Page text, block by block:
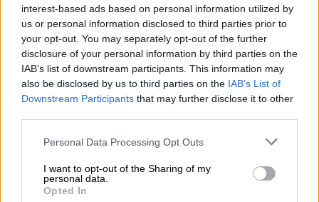
interest-based ads based on personal information utilized by
us or personal information disclosed to third parties prior to
your opt-out. You may separately opt-out of the further
disclosure of your personal information by third parties on the
IAB’s list of downstream participants. This information may
also be disclosed by us to third parties on the IAB’s List of
Downstream Participants that may further disclose it to other
Personal Data Processing Opt Outs
I want to opt-out of the Sharing of my
personal data.
Opted In
Operación Chamartín, "licencia para
especular"